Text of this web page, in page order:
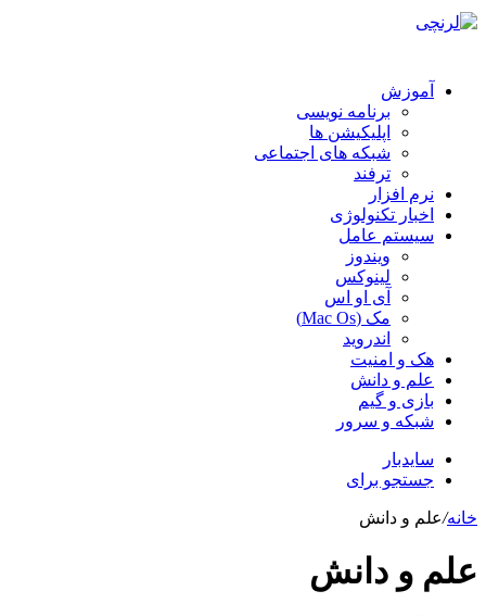
آموزش
برنامه نویسی
اپلیکیشن ها
شبکه های اجتماعی
ترفند
نرم افزار
اخبار تکنولوژی
سیستم عامل
ویندوز
لینوکس
آی او اس
مک (Mac Os)
اندروید
هک و امنیت
علم و دانش
بازی و گیم
شبکه و سرور
سایدبار
جستجو برای
خانه/علم و دانش
علم و دانش